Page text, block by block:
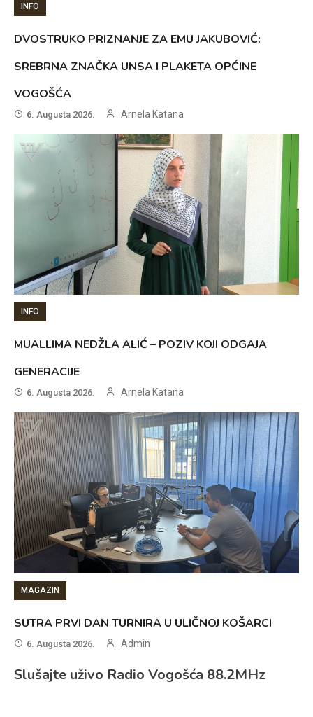
INFO
DVOSTRUKO PRIZNANJE ZA EMU JAKUBOVIĆ:
SREBRNA ZNAČKA UNSA I PLAKETA OPĆINE
VOGOŠĆA
6. Augusta 2026. Arnela Katana
INFO
MUALLIMA NEDŽLA ALIĆ – POZIV KOJI ODGAJA
GENERACIJE
6. Augusta 2026. Arnela Katana
MAGAZIN
SUTRA PRVI DAN TURNIRA U ULIČNOJ KOŠARCI
6. Augusta 2026. Admin
Slušajte uživo Radio Vogošća 88.2MHz